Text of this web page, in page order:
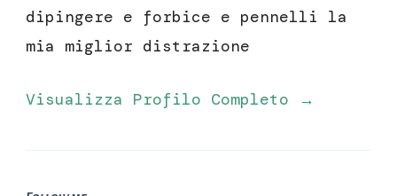
dipingere e forbice e pennelli la
mia miglior distrazione
Visualizza Profilo Completo →